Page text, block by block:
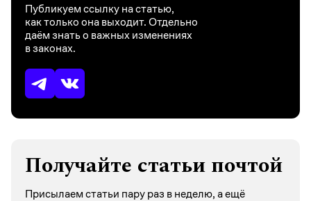
Публикуем ссылку на статью,
как только она выходит. Отдельно
даём знать о важных изменениях
в законах.
Получайте статьи почтой
Присылаем статьи пару раз в неделю, а ещё